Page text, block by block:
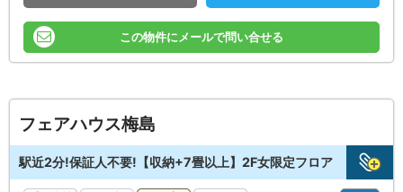
この物件にメールで問い合せる
フェアハウス梅島
駅近2分!保証人不要!【収納+7畳以上】2F女限定フロア